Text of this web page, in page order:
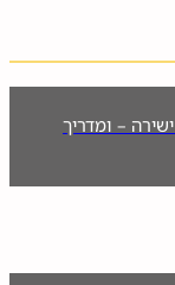
– ומדריך